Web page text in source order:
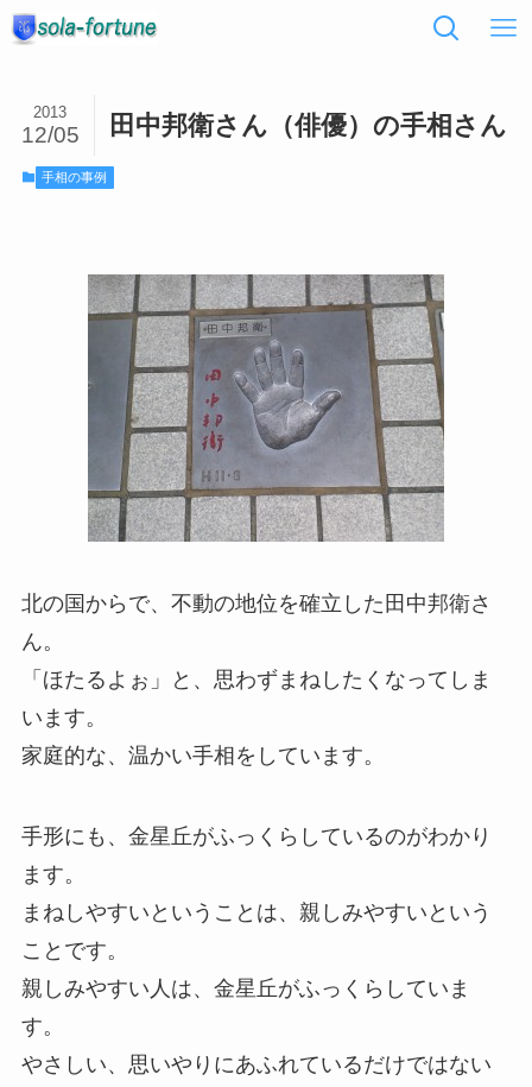
田中邦衛さん（俳優）の手相さん
2013
12/05
手相の事例
北の国からで、不動の地位を確立した田中邦衛さ
ん。
「ほたるよぉ」と、思わずまねしたくなってしま
います。
家庭的な、温かい手相をしています。
手形にも、金星丘がふっくらしているのがわかり
ます。
まねしやすいということは、親しみやすいという
ことです。
親しみやすい人は、金星丘がふっくらしていま
す。
やさしい、思いやりにあふれているだけではない